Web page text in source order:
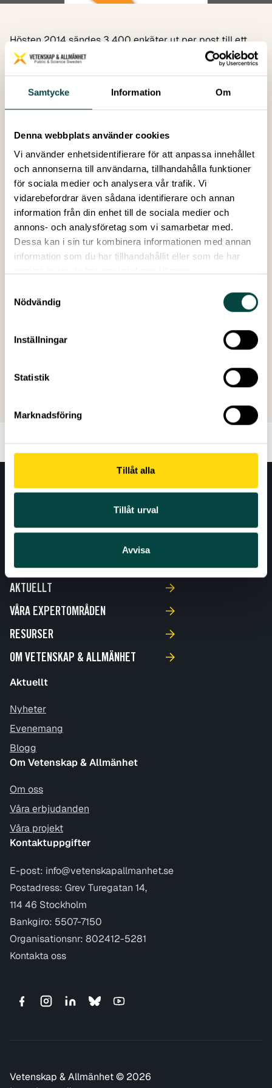
Samtycke Information Om
Denna webbplats använder cookies
Vi använder enhetsidentifierare för att anpassa innehållet
och annonserna till användarna, tillhandahålla funktioner
för sociala medier och analysera vår trafik. Vi
vidarebefordrar även sådana identifierare och annan
information från din enhet till de sociala medier och
annons- och analysföretag som vi samarbetar med.
Dessa kan i sin tur kombinera informationen med annan
information som du har tillhandahållit eller som de har
Nödvändig
Inställningar
Statistik
Marknadsföring
Tillåt alla
Tillåt urval
Avvisa
Hösten 2014 sändes 3 400 enkäter ut per post till ett
riksrepresentativt urval av den svenska befolkningen.
Resultaten presenteras i rapporten
Vetenskapen i
VA-rapport 2015:2. Analysen har gjorts av Henrik
Oscarsson, föreståndare för SOM-institutet och
och docent Annika Bergström undersökningsledare vid
SOM-institutet.
Undersökningen har genomförts med stöd av
Riksbankens Jubileumsfond samt Göteborgs universitet,
Lunds universitet och Uppsala universitet.
VA-rapport 2020:4
Antal sidor:
Senast ändrad: 04 juni 2026
AKTUELLT
VÅRA EXPERTOMRÅDEN
RESURSER
OM VETENSKAP & ALLMÄNHET
Aktuellt
Nyheter
Evenemang
Blogg
Om Vetenskap & Allmänhet
Om oss
Våra erbjudanden
Våra projekt
Kontaktuppgifter
E-post: info@vetenskapallmanhet.se
Postadress: Grev Turegatan 14,
114 46 Stockholm
Bankgiro: 5507-7150
Organisationsnr: 802412-5281
Kontakta oss
Vetenskap & Allmänhet © 2026